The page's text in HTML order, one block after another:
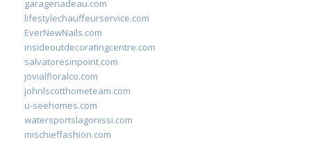
garagenadeau.com
lifestylechauffeurservice.com
EverNewNails.com
insideoutdecoratingcentre.com
salvatoresinpoint.com
jovialfloralco.com
johnlscotthometeam.com
u-seehomes.com
watersportslagonissi.com
mischieffashion.com